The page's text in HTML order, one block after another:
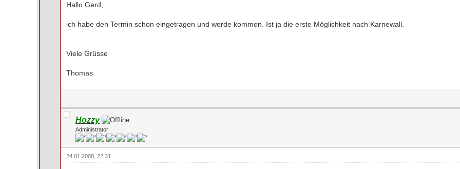
Hallo Gerd,
ich habe den Termin schon eingetragen und werde kommen. Ist ja die erste Möglichkeit nach Karnewall.
Viele Grüsse
Thomas
Hozzy
Administrator
24.01.2008, 22:31